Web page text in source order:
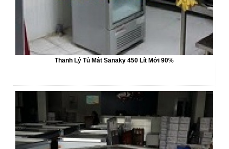
Thanh Lý Tủ Mát Sanaky 450 Lít Mới 90%